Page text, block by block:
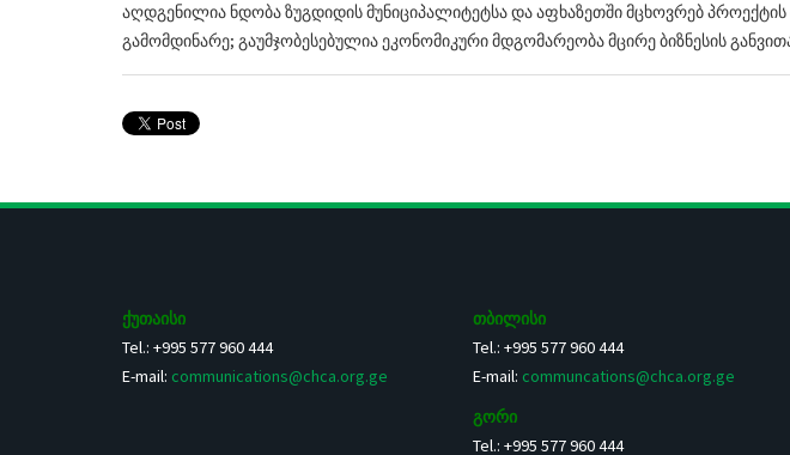
აღდგენილია ნდობა ზუგდიდის მუნიციპალიტეტსა და აფხაზეთში მცხოვრებ
გამომდინარე; გაუმჯობესებულია ეკონომიკური მდგომარეობა მცირე ბიზნესის
ქუთაისი
Tel.: +995 577 960 444
E-mail: communications@chca.org.ge
თბილისი
Tel.: +995 577 960 444
E-mail: communcations@chca.org.ge
გორი
Tel.: +995 577 960 444